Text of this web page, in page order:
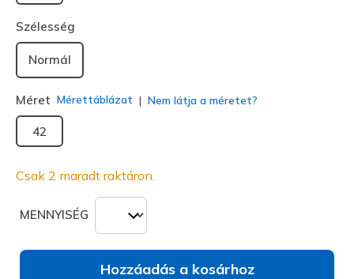
kiválasztva
Szélesség
Normál
Méret Mérettáblázat Nem látja a méretet?
42
Csak 2 maradt raktáron.
MENNYISÉG
Hozzáadás a kosárhoz